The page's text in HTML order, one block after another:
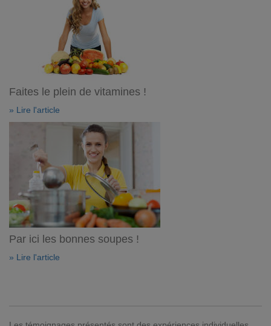
Faites le plein de vitamines !
» Lire l'article
Par ici les bonnes soupes !
» Lire l'article